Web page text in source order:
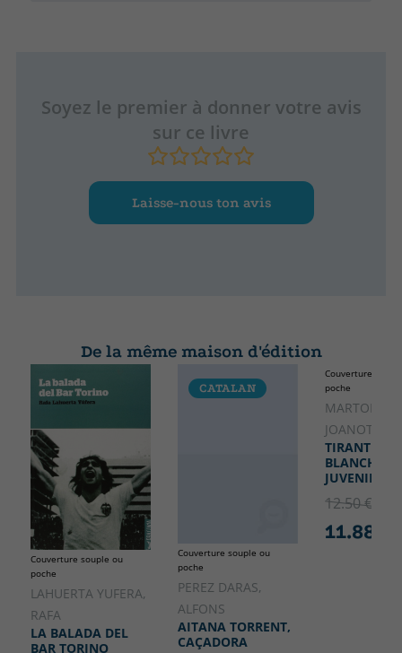
Soyez le premier à donner votre avis
sur ce livre
Laisse-nous ton avis
De la même maison d'édition
Couverture souple ou
poche
LAHUERTA YUFERA,
RAFA
LA BALADA DEL
BAR TORINO
CATALAN
Couverture souple ou
poche
PEREZ DARAS,
ALFONS
AITANA TORRENT,
CAÇADORA
Couverture
poche
MARTORELL,
JOANOT
TIRANT LO
BLANCH
JUVENIL)
12.50 €
11.88 €